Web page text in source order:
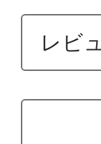
レビ